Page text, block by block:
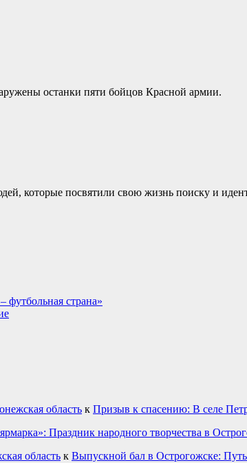
останки пяти бойцов Красной армии.
которые посвятили свою жизнь поиску и
футбольная страна»
область к Призыв к спасению: В селе
Праздник народного творчества в
область к Выпускной бал в Острогожске: